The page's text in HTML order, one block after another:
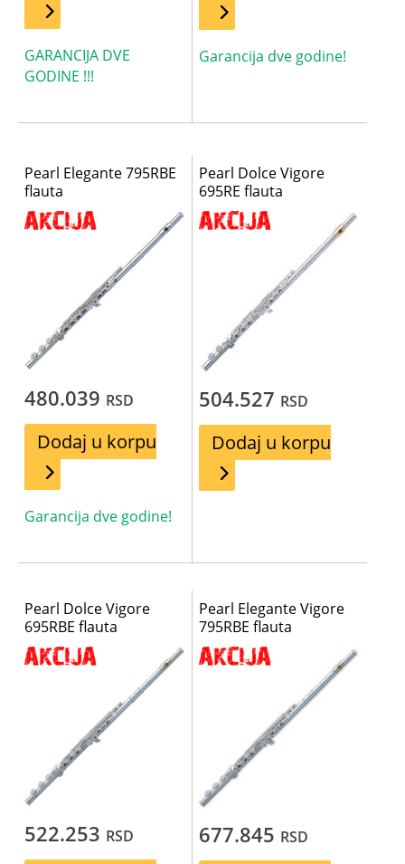
GARANCIJA DVE
GODINE !!!
Garancija dve godine!
Pearl Elegante 795RBE
flauta
480.039 RSD
Dodaj u korpu
Garancija dve godine!
Pearl Dolce Vigore
695RE flauta
504.527 RSD
Dodaj u korpu
Pearl Dolce Vigore
695RBE flauta
522.253 RSD
Pearl Elegante Vigore
795RBE flauta
677.845 RSD